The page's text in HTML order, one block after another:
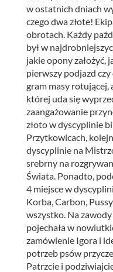
w ostatnich dniach
czego dwa złote!
obrotach. Każdy
był w
jakie opony założyć,
pierwszy podjazd
gram masy rotującej,
której uda się
zaangażowanie
złoto w dyscyplinie
Przytkowicach,
dyscyplinie na
srebrny na
Świata. Ponadto,
4 miejsce w
Korba, Carbon,
wszystko. Na
pojechała w
zamówienie Igora i
potrzeb psów
Patrzcie i